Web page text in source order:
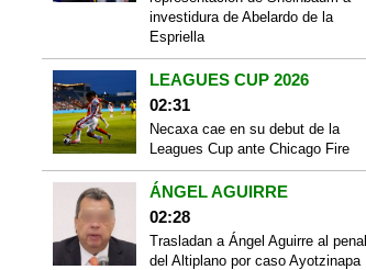
investidura de Abelardo de la
Espriella
LEAGUES CUP 2026
02:31
Necaxa cae en su debut de la
Leagues Cup ante Chicago Fire
ÁNGEL AGUIRRE
02:28
Trasladan a Ángel Aguirre al penal
del Altiplano por caso Ayotzinapa